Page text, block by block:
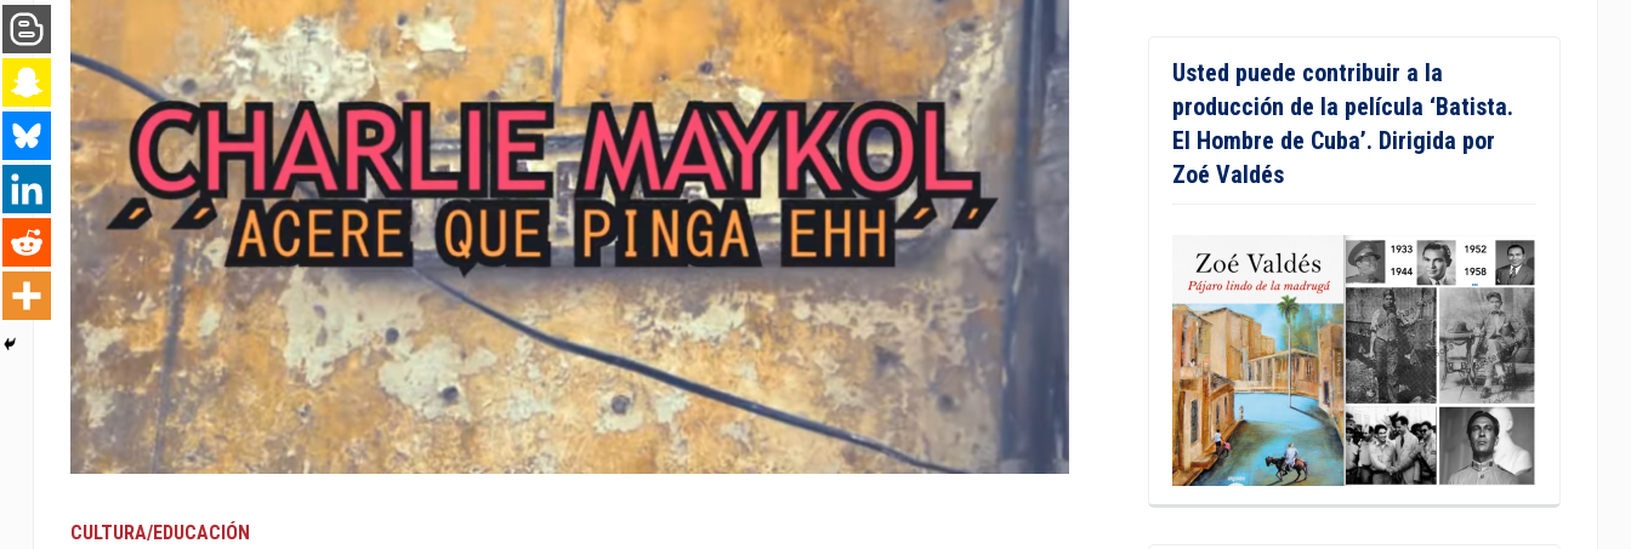
CULTURA/EDUCACIÓN
Usted puede contribuir a la
producción de la película ‘Batista.
El Hombre de Cuba’. Dirigida por
Zoé Valdés